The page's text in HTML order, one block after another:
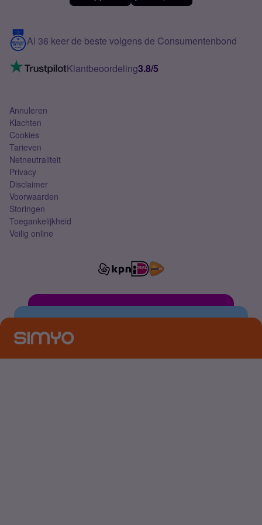
Meerdere nummers
5G internet
Mobiel internet
Mobiel abonnement
Contact
VoLTE 4G bellen
Al 36 keer de beste volgens de Consumentenbond
Klantbeoordeling3.8/5
Annuleren
Klachten
Cookies
Tarieven
Netneutraliteit
Privacy
Disclaimer
Voorwaarden
Storingen
Toegankelijkheid
Veilig online